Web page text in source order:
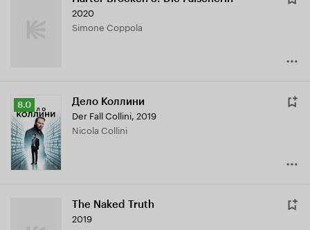
2020
Simone Coppola
Рейтинг
Кинопоиска
8.0
8.0 Дело Коллини
Der Fall Collini, 2019
Nicola Collini
The Naked Truth
2019